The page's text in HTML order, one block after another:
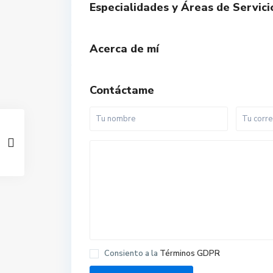
Especialidades y Áreas de
Acerca de mí
Contáctame
Consiento a la Términos GDPR